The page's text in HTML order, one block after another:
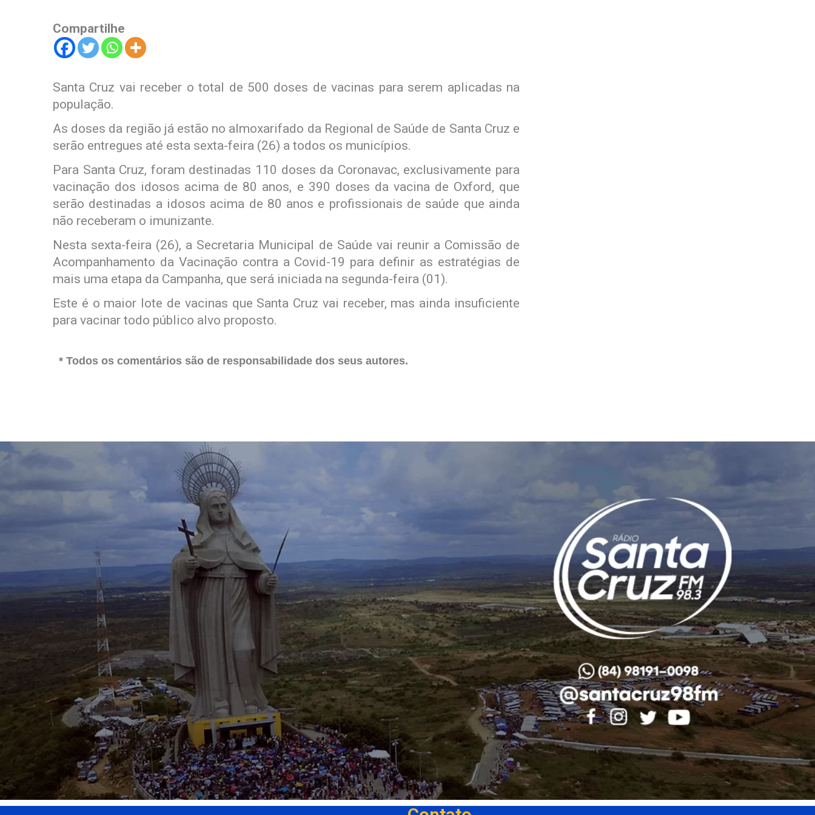
Compartilhe
Santa Cruz vai receber o total de 500 doses de vacinas para serem aplicadas na
população.
As doses da região já estão no almoxarifado da Regional de Saúde de Santa Cruz e
serão entregues até esta sexta-feira (26) a todos os municípios.
Para Santa Cruz, foram destinadas 110 doses da Coronavac, exclusivamente para
vacinação dos idosos acima de 80 anos, e 390 doses da vacina de Oxford, que
serão destinadas a idosos acima de 80 anos e profissionais de saúde que ainda
não receberam o imunizante.
Nesta sexta-feira (26), a Secretaria Municipal de Saúde vai reunir a Comissão de
Acompanhamento da Vacinação contra a Covid-19 para definir as estratégias de
mais uma etapa da Campanha, que será iniciada na segunda-feira (01).
Este é o maior lote de vacinas que Santa Cruz vai receber, mas ainda insuficiente
para vacinar todo público alvo proposto.
* Todos os comentários são de responsabilidade dos seus autores.